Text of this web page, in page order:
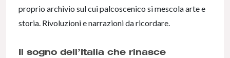
proprio archivio sul cui palcoscenico si mescola arte e
storia. Rivoluzioni e narrazioni da ricordare.
Il sogno dell’Italia che rinasce